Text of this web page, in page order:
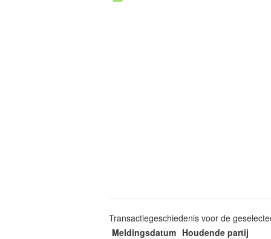
Transactiegeschiedenis voor de
Meldingsdatum Houdende partij